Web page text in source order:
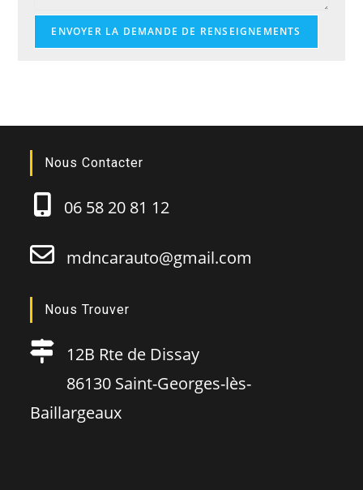
ENVOYER LA DEMANDE DE RENSEIGNEMENTS
Nous Contacter
06 58 20 81 12
mdncarauto@gmail.com
Nous Trouver
12B Rte de Dissay
86130 Saint-Georges-lès-
Baillargeaux